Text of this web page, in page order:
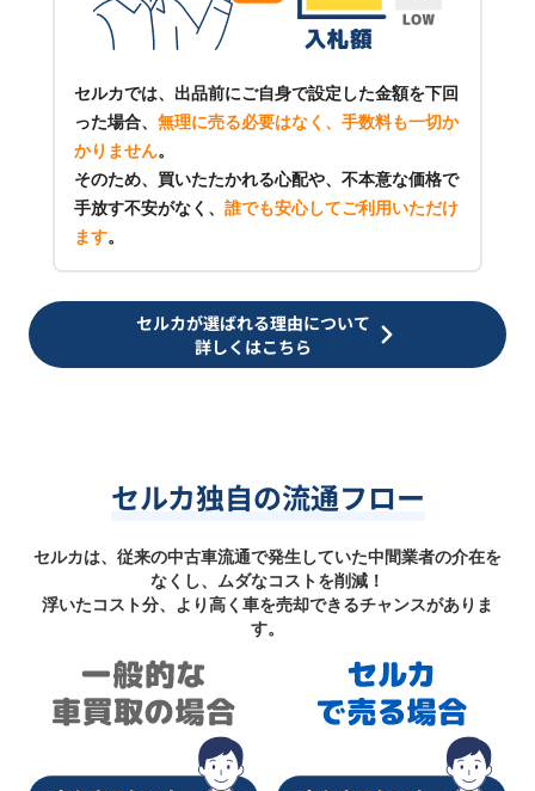
セルカでは、出品前にご自身で設定した金額を下回
った場合、 無理に売る必要はなく、手数料も一切か
かりません。
そのため、買いたたかれる心配や、不本意な価格で
手放す不安がなく、 誰でも安心してご利用いただけ
ます。
セルカが選ばれる理由について
詳しくはこちら
セルカ独自の流通フロー
セルカは、従来の中古車流通で発生していた中間業者の介在を
なくし、ムダなコストを削減！
浮いたコスト分、より高く車を売却できるチャンスがありま
す。